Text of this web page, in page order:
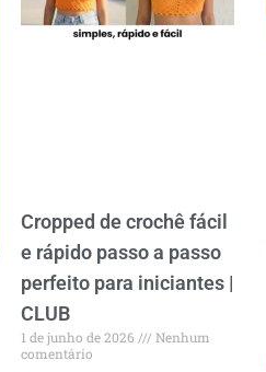
Cropped de crochê fácil
e rápido passo a passo
perfeito para iniciantes |
CLUB
1 de junho de 2026
Nenhum
comentário